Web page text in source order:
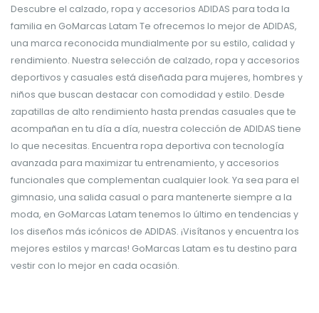
Descubre el calzado, ropa y accesorios ADIDAS para toda la
familia en GoMarcas Latam Te ofrecemos lo mejor de ADIDAS,
una marca reconocida mundialmente por su estilo, calidad y
rendimiento. Nuestra selección de calzado, ropa y accesorios
deportivos y casuales está diseñada para mujeres, hombres y
niños que buscan destacar con comodidad y estilo. Desde
zapatillas de alto rendimiento hasta prendas casuales que te
acompañan en tu día a día, nuestra colección de ADIDAS tiene
lo que necesitas. Encuentra ropa deportiva con tecnología
avanzada para maximizar tu entrenamiento, y accesorios
funcionales que complementan cualquier look. Ya sea para el
gimnasio, una salida casual o para mantenerte siempre a la
moda, en GoMarcas Latam tenemos lo último en tendencias y
los diseños más icónicos de ADIDAS. ¡Visítanos y encuentra los
mejores estilos y marcas! GoMarcas Latam es tu destino para
vestir con lo mejor en cada ocasión.